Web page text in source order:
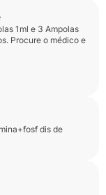
1ml e 3 Ampolas
Procure o médico e